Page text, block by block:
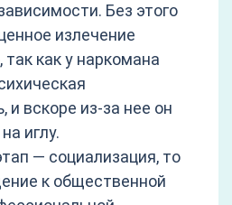
Без этого
излечение
как у наркомана
и вскоре из-за нее он
иглу.
— социализация, то
к общественной